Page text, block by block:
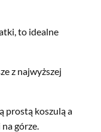
to idealne
z najwyższej
prostą koszulą a
górze.